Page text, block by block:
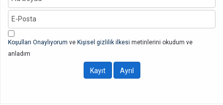
Koşulları Onaylıyorum ve Kişisel gizlilik ilkesi metinlerini okudum ve
anladım